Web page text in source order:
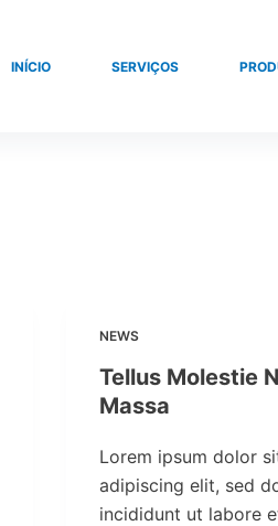
INÍCIO SERVIÇOS
NEWS
Tellus Molestie
Massa
Lorem ipsum dolor
adipiscing elit, sed
incididunt ut labore